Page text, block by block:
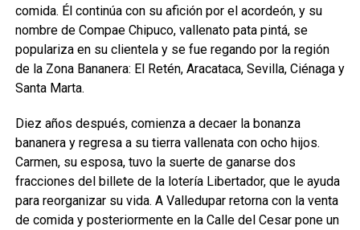
comida. Él continúa con su afición por el acordeón, y su
nombre de Compae Chipuco, vallenato pata pintá, se
populariza en su clientela y se fue regando por la región
de la Zona Bananera: El Retén, Aracataca, Sevilla, Ciénaga y
Santa Marta.
Diez años después, comienza a decaer la bonanza
bananera y regresa a su tierra vallenata con ocho hijos.
Carmen, su esposa, tuvo la suerte de ganarse dos
fracciones del billete de la lotería Libertador, que le ayuda
para reorganizar su vida. A Valledupar retorna con la venta
de comida y posteriormente en la Calle del Cesar pone un